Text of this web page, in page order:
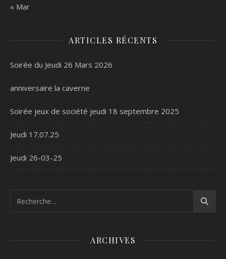
« Mar
ARTICLES RÉCENTS
Soirée du Jeudi 26 Mars 2026
anniversaire la caverne
Soirée jeux de société jeudi 18 septembre 2025
Jeudi 17.07.25
Jeudi 26-03-25
ARCHIVES